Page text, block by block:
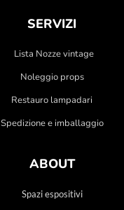
SERVIZI
Lista Nozze vintage
Noleggio props
Restauro lampadari
Spedizione e imballaggio
ABOUT
Spazi espositivi